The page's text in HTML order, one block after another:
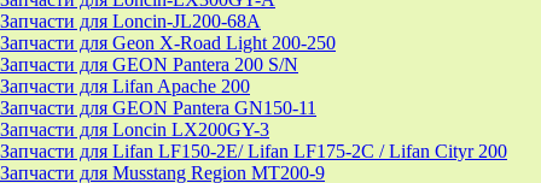
Запчасти для Loncin-JL200-68A
Запчасти для Geon X-Road Light 200-250
Запчасти для GEON Pantera 200 S/N
Запчасти для Lifan Apache 200
Запчасти для GEON Pantera GN150-11
Запчасти для Loncin LX200GY-3
Запчасти для Lifan LF150-2E/ Lifan LF175-2C / Lifan Cityr 200
Запчасти для Musstang Region MT200-9